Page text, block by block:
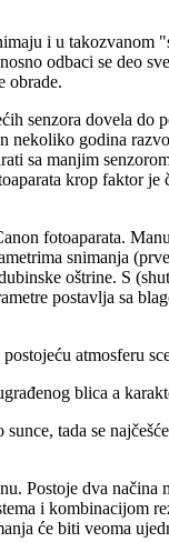
i u takozvanom
odbaci se deo
obrade.
senzora dovela do
godina
sa manjim
krop faktor je
fotoaparata.
snimanja
oštrine. S
postavlja sa
atmosferu
blica a
tada se
Postoje dva načina
i kombinacijom
će biti veoma